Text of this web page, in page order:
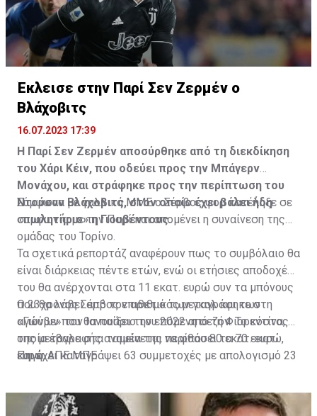
Έκλεισε στην Παρί Σεν Ζερμέν ο
Βλάχοβιτς
16.07.2023 17:39
Η Παρί Σεν Ζερμέν αποσύρθηκε από τη διεκδίκηση
του Χάρι Κέιν, που οδεύει προς την Μπάγερν
Μονάχου, και στράφηκε προς την περίπτωση του
Ντούσαν Βλάχοβιτς, στον οποίο έχει βάλει ήδη
«πωλητήριο» η Γιουβέντους.
Σύμφωνα με γαλλικά ΜΜΕ ο Σέρβος φορ κατέληξε σε
συμφωνία με την Παρί και απομένει η συναίνεση της
ομάδας του Τορίνο.
Τα σχετικά ρεπορτάζ αναφέρουν πως το συμβόλαιο θα
είναι διάρκειας πέντε ετών, ενώ οι ετήσιες αποδοχές
του θα ανέρχονται στα 11 εκατ. ευρώ συν τα μπόνους
που θα λάβει από τον αριθμό των γκολ και των
αγώνων που θα παίξει την επόμενη σεζόν. Το κόστος
της μεταγραφής αναμένεται να φθάσει τα 70 εκατ.
ευρώ.
Ο 23χρονος Σέρβος επιθετικός μεταγράφηκε στη
«Γιούβε» τον Ιανουάριο του 2022 από τη Φιορεντίνα, η
οποία έβαλε στα ταμεία της περίπου 80 εκατ. ευρώ,
και έχει καταγράψει 63 συμμετοχές με απολογισμό 23
Πηγή: ΑΠΕ ΜΠΕ